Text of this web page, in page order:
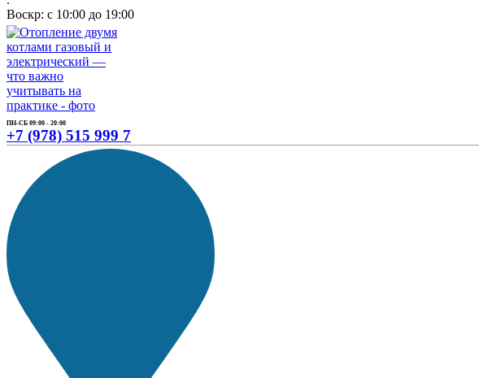
Воскр: с 10:00 до 19:00
ПН-СБ 09:00 - 20:00
+7 (978) 515 999 7